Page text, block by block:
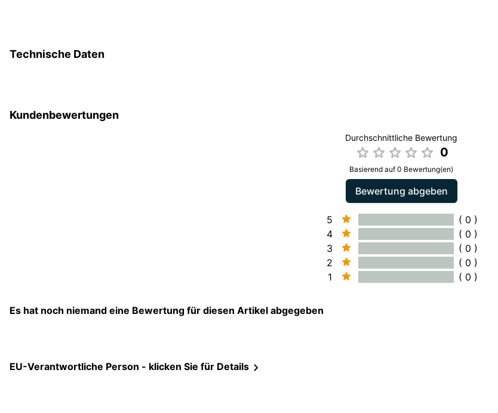
Technische Daten
Kundenbewertungen
Durchschnittliche Bewertung
0
Basierend auf 0 Bewertung(en)
Bewertung abgeben
5
( 0 )
4
( 0 )
3
( 0 )
2
( 0 )
1
( 0 )
Es hat noch niemand eine Bewertung für diesen Artikel abgegeben
EU-Verantwortliche Person - klicken Sie für Details